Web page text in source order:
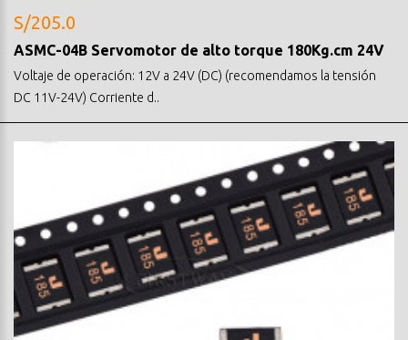
S/205.0
ASMC-04B Servomotor de alto torque 180Kg.cm 24V
Voltaje de operación: 12V a 24V (DC) (recomendamos la tensión
DC 11V-24V) Corriente d..